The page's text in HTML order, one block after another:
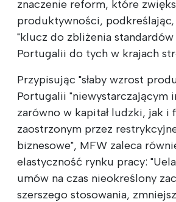
znaczenie reform, które
produktywności,
"klucz do zbliżenia
Portugalii do tych w krajach
Przypisując "słaby wzrost
Portugalii "niewystarczającym
zarówno w kapitał ludzki, jak i
zaostrzonym przez
biznesowe", MFW zaleca
elastyczność rynku pracy:
umów na czas nieokreślony
szerszego stosowania,